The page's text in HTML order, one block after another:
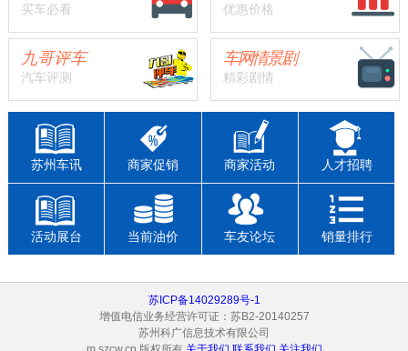
买车必看 优惠价格
九哥评车
汽车评测
车网情景剧
精彩剧情
苏州车讯 商家促销 商家活动 人才招聘
活动展台 当前油价 车友论坛 销量排行
苏ICP备14029289号-1
增值电信业务经营许可证：苏B2-20140257
苏州科广信息技术有限公司